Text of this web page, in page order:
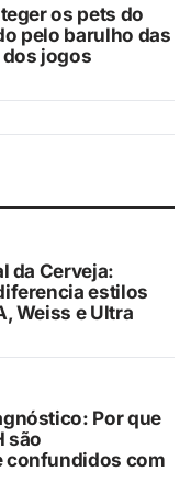
os pets do
pelo barulho das
jogos
da Cerveja:
estilos
Weiss e Ultra
Por que
são
confundidos com